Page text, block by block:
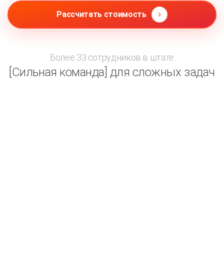
Рассчитать стоимость
Более 33 сотрудников в штате
[Сильная команда] для сложных задач